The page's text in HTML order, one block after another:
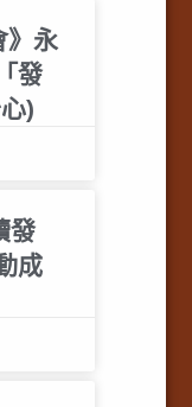
》永
發
)
發
成